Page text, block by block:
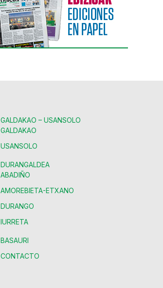
GALDAKAO – USANSOLO
GALDAKAO
USANSOLO
DURANGALDEA
ABADIÑO
AMOREBIETA-ETXANO
DURANGO
IURRETA
BASAURI
CONTACTO